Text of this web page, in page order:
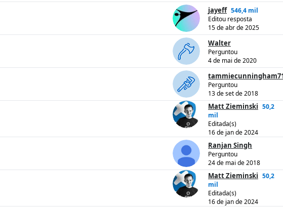
jayeff 546,4 mil
Editou resposta
15 de abr de 2025
Walter
Perguntou
4 de mai de 2020
Perguntou
13 de set de 2018
Matt Zieminski 50,2
mil
Editada(s)
16 de jan de 2024
Ranjan Singh
Perguntou
24 de mai de 2018
Matt Zieminski 50,2
mil
Editada(s)
16 de jan de 2024